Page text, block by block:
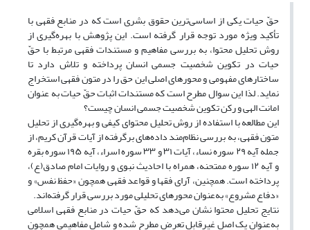
حقّ حیات یکی از اساسی‌ترین حقوق بشری است که در منابع فقهی با
تأکید ویژه مورد توجه قرار گرفته است. این پژوهش با بهره‌گیری از
روش تحلیل محتوا، به بررسی مفاهیم و مستندات فقهی مرتبط با حقّ
حیات در تکوین شخصیت جسمی انسان پرداخته و تلاش دارد تا
ساختارهای مفهومی و محورهای اصلی این حق را در متون فقهی استخراج
نماید. لذا این سوال مطرح است که مستندات اثبات حقّ حیات به عنوان
امانت الهی و رکن تکوین شخصیت جسمی انسان چیست؟
این مطالعه با استفاده از روش تحلیل محتوای کیفی و بهره‌گیری از تحلیل
متون فقهی، به بررسی نظام‌مند داده‌های برگرفته از آیات قرآن کریم، از
جمله آیه ۲۹ سوره نساء، آیات ۳۱ و ۳۳ سوره اسراء، آیه ۱۹۵ سوره بقره
و آیه ۱۲ سوره ممتحنه، همراه با احادیث نبوی و روایات امام صادق(ع)،
پرداخته است. همچنین، آرای فقها و قواعد فقهی همچون «حفظ نفس» و
«دفاع مشروع» به‌عنوان محورهای تحلیلی مورد بررسی قرار گرفته‌اند.
نتایج تحلیل محتوا نشان می‌دهد که حقّ حیات در منابع فقهی اسلامی
به‌عنوان یک اصل غیرقابل تعرض مطرح شده و شامل مفاهیمی همچون